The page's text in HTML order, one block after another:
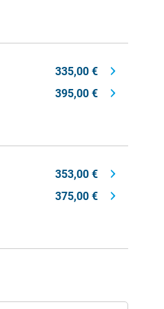
335,00 €
395,00 €
353,00 €
375,00 €